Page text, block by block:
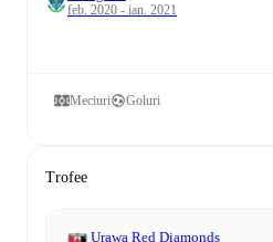
feb. 2020 - ian. 2021
Meciuri Goluri
Trofee
Urawa Red Diamonds